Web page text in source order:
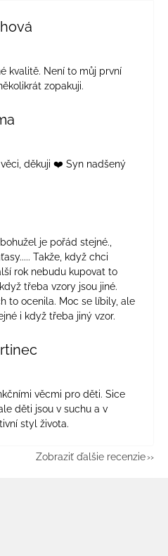
je 5 z 5 hviezdičiek.
kvalitě. Není to můj první
zopakuji.
je 5 z 5 hviezdičiek.
děkuji ❤️ Syn nadšený
je 4 z 5 hviezdičiek.
je pořád stejné.,
Takže, když chci
rok nebudu kupovat to
třeba vzory jsou jiné.
to ocenila. Moc se líbily, ale
i když třeba jiný vzor.
je 5 z 5 hviezdičiek.
věcmi pro děti. Sice
děti jsou v suchu a v
styl života.
Zobraziť ďalšie recenzie